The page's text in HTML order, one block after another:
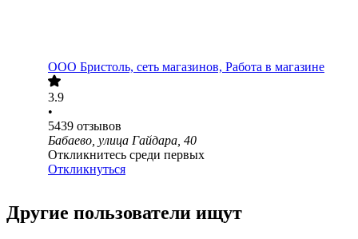
ООО Бристоль, сеть магазинов, Работа в магазине
3.9
•
5439 отзывов
Бабаево, улица Гайдара, 40
Откликнитесь среди первых
Откликнуться
Другие пользователи ищут